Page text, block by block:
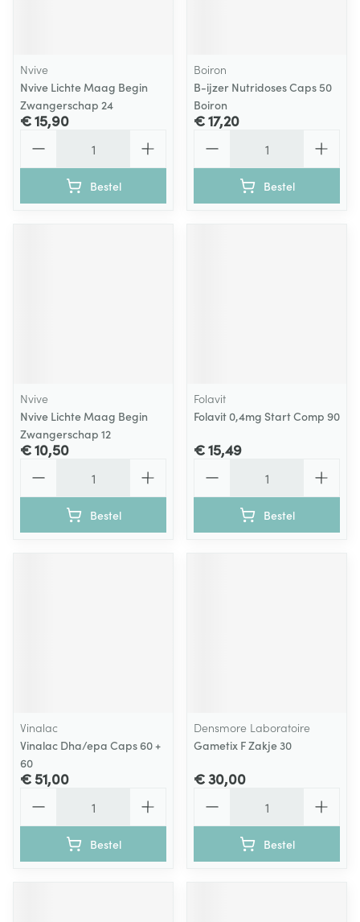
Nvive
Nvive Lichte Maag Begin
Zwangerschap 24
€ 15,90
Bestel
Boiron
B-ijzer Nutridoses Caps 50
Boiron
€ 17,20
Bestel
Nvive
Nvive Lichte Maag Begin
Zwangerschap 12
€ 10,50
Bestel
Folavit
Folavit 0,4mg Start Comp 90
€ 15,49
Bestel
Vinalac
Vinalac Dha/epa Caps 60 +
60
€ 51,00
Bestel
Densmore Laboratoire
Gametix F Zakje 30
€ 30,00
Bestel